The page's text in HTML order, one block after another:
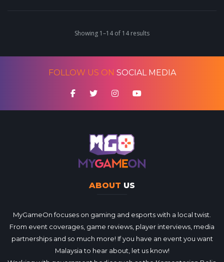
Showing 1–14 of 14 results
FOLLOW US ON SOCIAL MEDIA
ABOUT US
MyGameOn focuses on gaming and esports with a local twist.
From event coverages, game reviews, player interviews, media
partnerships and so much more! If you have an event you want
Malaysia to hear about, let us know!